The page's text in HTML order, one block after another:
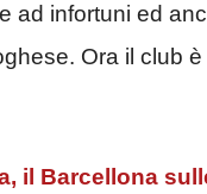
ad infortuni ed
Ora il club
il Barcellona